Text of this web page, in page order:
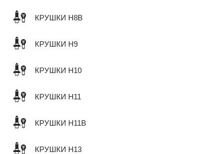
КРУШКИ H8B
КРУШКИ H9
КРУШКИ H10
КРУШКИ H11
КРУШКИ H11B
КРУШКИ H13